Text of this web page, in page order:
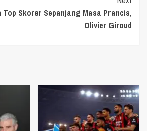
Skorer Sepanjang Masa Prancis,
Olivier Giroud